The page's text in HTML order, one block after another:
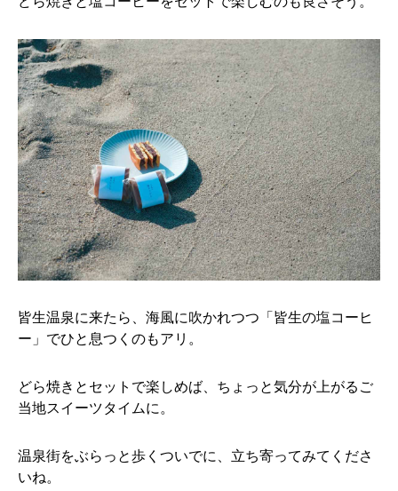
皆生温泉に来たら、海風に吹かれつつ「皆生の塩コーヒ
ー」でひと息つくのもアリ。
どら焼きとセットで楽しめば、ちょっと気分が上がるご
当地スイーツタイムに。
温泉街をぶらっと歩くついでに、立ち寄ってみてくださ
いね。